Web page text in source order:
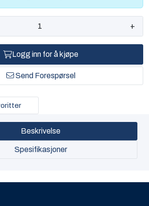
+
Logg inn for å kjøpe
Send Forespørsel
Beskrivelse
Spesifikasjoner